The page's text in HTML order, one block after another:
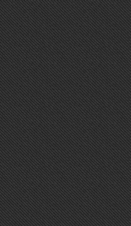
TWITTER
Sorry, Widget error.